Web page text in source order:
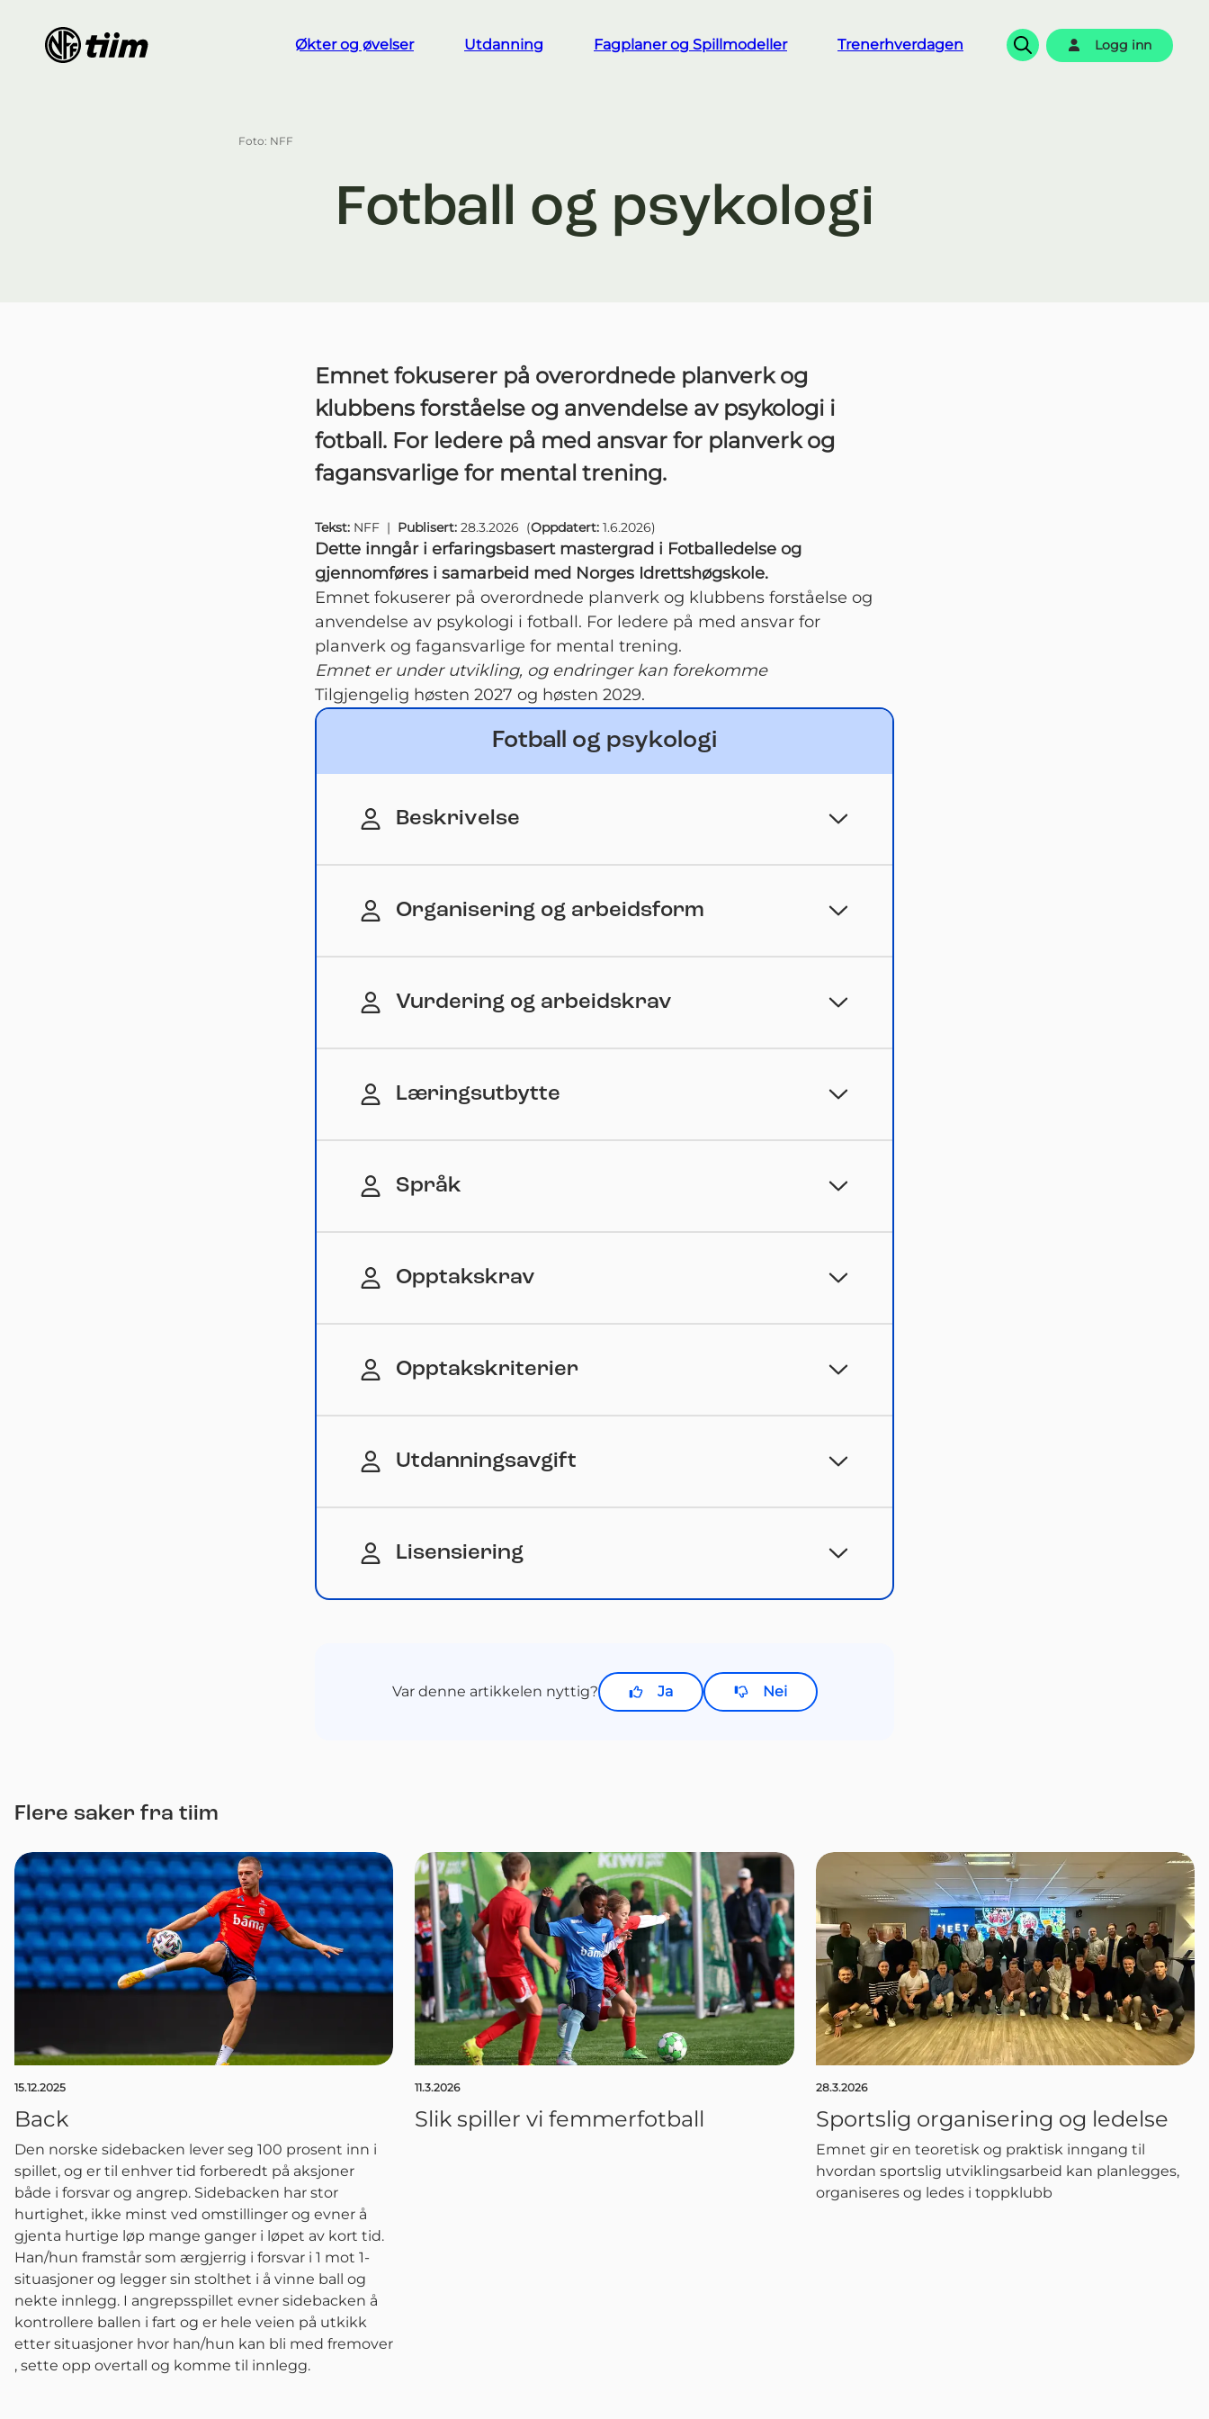
Økter og øvelser Utdanning Fagplaner og Spillmodeller Trenerhverdagen
Søk
Logg inn
Foto: NFF
Fotball og psykologi
Emnet fokuserer på overordnede planverk og
klubbens forståelse og anvendelse av psykologi i
fotball. For ledere på med ansvar for planverk og
fagansvarlige for mental trening.
Tekst: NFF | Publisert: 28.3.2026 (Oppdatert: 1.6.2026)
Dette inngår i erfaringsbasert mastergrad i Fotballedelse og
gjennomføres i samarbeid med Norges Idrettshøgskole.
Emnet fokuserer på overordnede planverk og klubbens forståelse og
anvendelse av psykologi i fotball. For ledere på med ansvar for
planverk og fagansvarlige for mental trening.
Emnet er under utvikling, og endringer kan forekomme
Tilgjengelig høsten 2027 og høsten 2029.
Fotball og psykologi
Beskrivelse
Organisering og arbeidsform
Vurdering og arbeidskrav
Læringsutbytte
Språk
Opptakskrav
Opptakskriterier
Utdanningsavgift
Lisensiering
Var denne artikkelen nyttig? Ja Nei
Flere saker fra tiim
15.12.2025
Back
Den norske sidebacken lever seg 100 prosent inn i
spillet, og er til enhver tid forberedt på aksjoner
både i forsvar og angrep. Sidebacken har stor
hurtighet, ikke minst ved omstillinger og evner å
gjenta hurtige løp mange ganger i løpet av kort tid.
Han/hun framstår som ærgjerrig i forsvar i 1 mot 1-
situasjoner og legger sin stolthet i å vinne ball og
nekte innlegg. I angrepsspillet evner sidebacken å
kontrollere ballen i fart og er hele veien på utkikk
etter situasjoner hvor han/hun kan bli med fremover
, sette opp overtall og komme til innlegg.
11.3.2026
Slik spiller vi femmerfotball
28.3.2026
Sportslig organisering og ledelse
Emnet gir en teoretisk og praktisk inngang til
hvordan sportslig utviklingsarbeid kan planlegges,
organiseres og ledes i toppklubb